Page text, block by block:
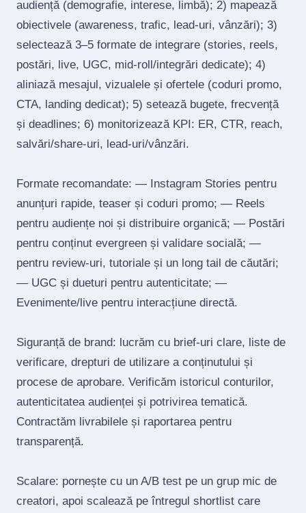
audiență (demografie, interese, limbă); 2) mapează
obiectivele (awareness, trafic, lead‑uri, vânzări); 3)
selectează 3–5 formate de integrare (stories, reels,
postări, live, UGC, mid‑roll/integrări dedicate); 4)
aliniază mesajul, vizualele și ofertele (coduri promo,
CTA, landing dedicat); 5) setează bugete, frecvență
și deadlines; 6) monitorizează KPI: ER, CTR, reach,
salvări/share‑uri, lead‑uri/vânzări.
Formate recomandate: — Instagram Stories pentru
anunțuri rapide, teaser și coduri promo; — Reels
pentru audiențe noi și distribuire organică; — Postări
pentru conținut evergreen și validare socială; —
pentru review‑uri, tutoriale și un long tail de căutări;
— UGC și dueturi pentru autenticitate; —
Evenimente/live pentru interacțiune directă.
Siguranță de brand: lucrăm cu brief‑uri clare, liste de
verificare, drepturi de utilizare a conținutului și
procese de aprobare. Verificăm istoricul conturilor,
autenticitatea audienței și potrivirea tematică.
Contractăm livrabilele și raportarea pentru
transparență.
Scalare: pornește cu un A/B test pe un grup mic de
creatori, apoi scalează pe întregul shortlist care